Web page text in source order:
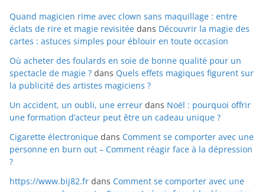
Quand magicien rime avec clown sans maquillage : entre
éclats de rire et magie revisitée dans Découvrir la magie des
cartes : astuces simples pour éblouir en toute occasion
Où acheter des foulards en soie de bonne qualité pour un
spectacle de magie ? dans Quels effets magiques figurent sur
la publicité des artistes magiciens ?
Un accident, un oubli, une erreur dans Noël : pourquoi offrir
une formation d’acteur peut être un cadeau unique ?
Cigarette électronique dans Comment se comporter avec une
personne en burn out – Comment réagir face à la dépression
?
https://www.bij82.fr dans Comment se comporter avec une